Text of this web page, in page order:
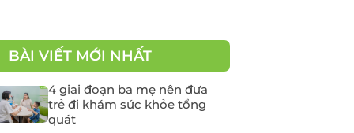
Tầm soát Ung thư Phổi
Tầm soát Ung thư Tiền
liệt tuyến
Tầm soát Ung thư phụ
khoa
BÀI VIẾT MỚI NHẤT
4 giai đoạn ba mẹ nên đưa
trẻ đi khám sức khỏe tổng
quát